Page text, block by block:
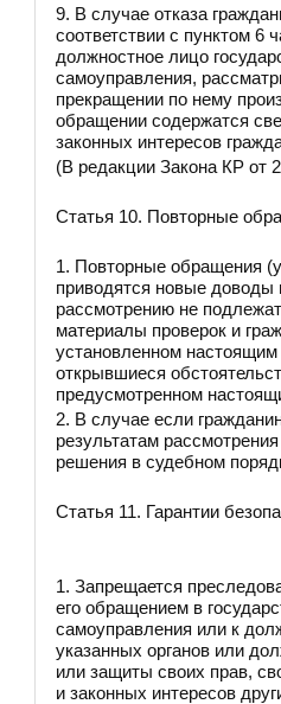
9. В случае отказа
соответствии с пунктом 6
должностное лицо
самоуправления,
прекращении по нему
обращении содержатся
законных интересов
(В редакции Закона КР от
Статья 10. Повторные
1. Повторные обращения
приводятся новые доводы
рассмотрению не
материалы проверок и
установленном
открывшиеся
предусмотренном
2. В случае если
результатам
решения в судебном
Статья 11. Гарантии
1. Запрещается
его обращением в
самоуправления или к
указанных органов или
или защиты своих прав,
и законных интересов